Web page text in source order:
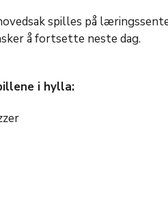
spilles på
å fortsette neste dag.
i hylla: